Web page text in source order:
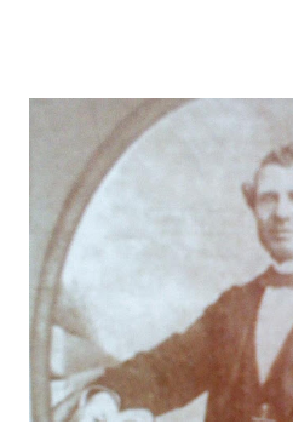
infância pobre, João Vieira não
estudos, e então passou a
plano para auxiliar na renda
garçon, dono de bar, de
panificação. “Ao contrário de
raízes e procuram obscurecer
em defender o pão como
que trabalhar copiosamente
trocas de gorjetas que c...